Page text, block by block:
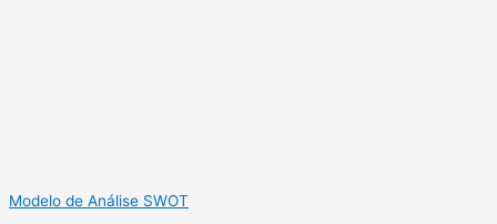
Modelo de Análise SWOT